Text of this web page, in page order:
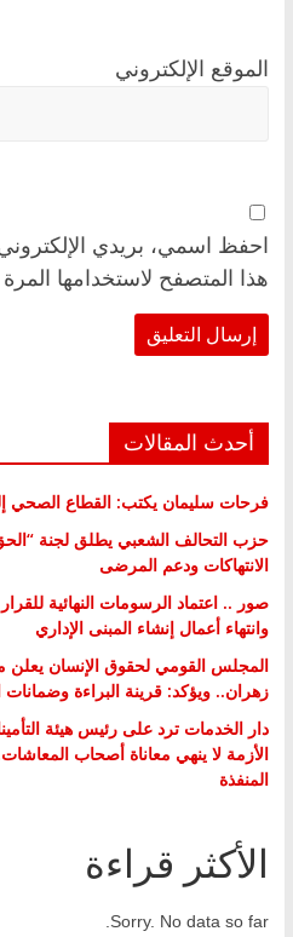
الموقع الإلكتروني
احفظ اسمي، بريدي
هذا المتصفح لاستخدامها
أحدث المقالات
فرحات سليمان يكتب: القطاع الصحي
حزب التحالف الشعبي يطلق لجنة
الانتهاكات ودعم المرضى
صور .. اعتماد الرسومات النهائية
وانتهاء أعمال إنشاء المبنى الإداري
المجلس القومي لحقوق الإنسان يعلن
زهران.. ويؤكد: قرينة البراءة
دار الخدمات ترد على رئيس هيئة
الأزمة لا ينهي معاناة أصحاب
المنفذة
الأكثر قراءة
Sorry. No data so far.